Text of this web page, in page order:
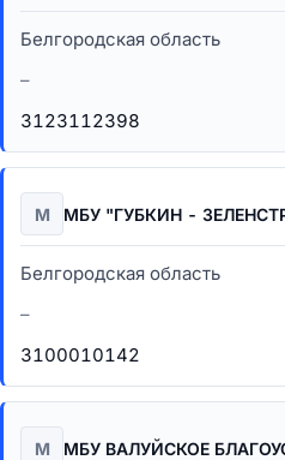
Белгородская область
–
3123112398
М МБУ "ГУБКИН -
Белгородская область
–
3100010142
М МБУ ВАЛУЙСКОЕ